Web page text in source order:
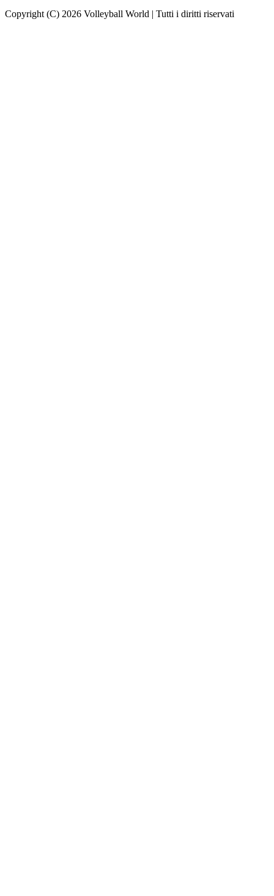
Copyright (C) 2026 Volleyball World | Tutti i diritti riservati